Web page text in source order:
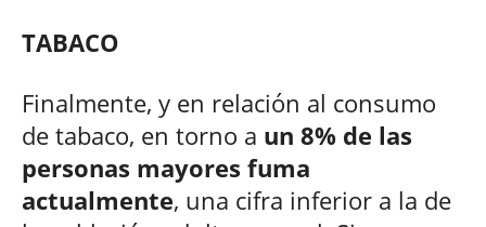
TABACO
Finalmente, y en relación al consumo
de tabaco, en torno a un 8% de las
personas mayores fuma
actualmente, una cifra inferior a la de